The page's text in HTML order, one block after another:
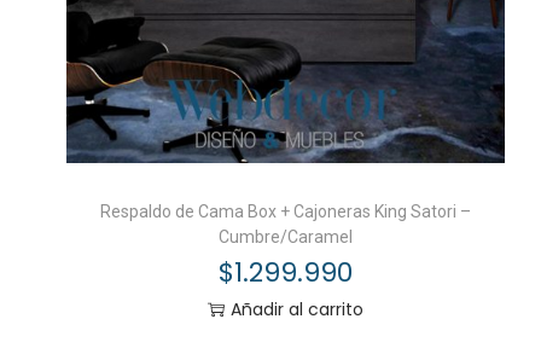
Respaldo de Cama Box + Cajoneras King Satori –
Cumbre/Caramel
$1.299.990
Añadir al carrito